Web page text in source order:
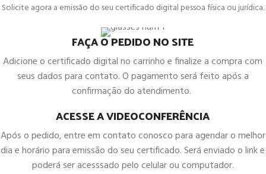
Solicite agora a emissão do seu certificado digital pessoa física ou jurídica.
FAÇA O PEDIDO NO SITE
Adicione o certificado digital no carrinho e finalize a compra com
seus dados para contato. O pagamento será feito após a
confirmação do atendimento.
ACESSE A VIDEOCONFERÊNCIA
Após o pedido, entre em contato conosco para agendar o melhor
dia e horário para emissão do seu certificado. Será enviado o link e
poderá ser acesssado pelo celular ou computador.